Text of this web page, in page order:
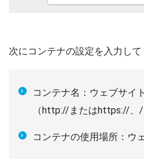
次にコンテナの設定を入力して
コンテナ名：ウェブサイ
（http://またはhttps://、/
コンテナの使用場所：ウ